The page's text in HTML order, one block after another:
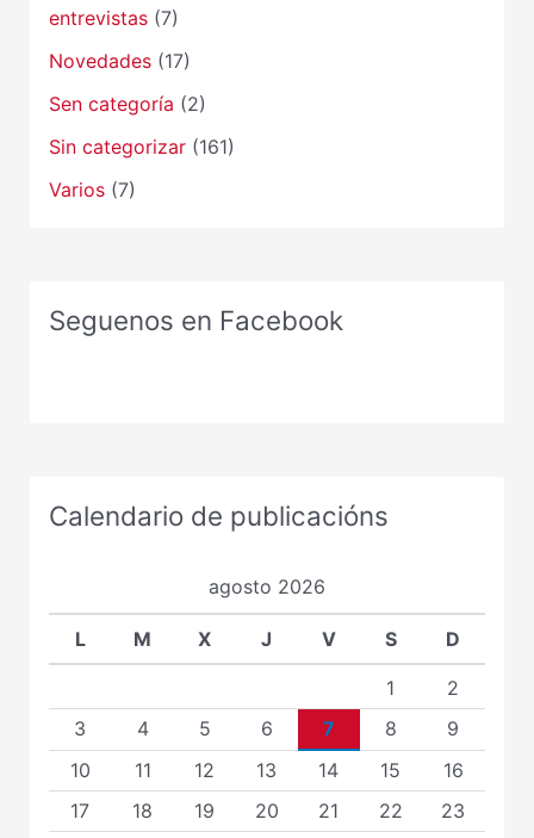
entrevistas(7)
Novedades(17)
Sen categoría (2)
Sin categorizar(161)
Varios(7)
Seguenos en Facebook
Calendario de publicacións
agosto 2026
L M X J V S D
1
2
3
4 5 6 7 8
9
10
11 12 13 14 15
16
17
18 19 20 21 22
23